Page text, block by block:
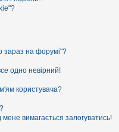
зараз на форумі"?
одно невірний!
користувача?
вимагається залогуватись!